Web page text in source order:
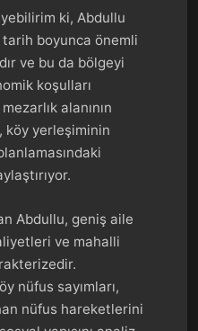
ki, Abdullu
tarih boyunca önemli
ve bu da bölgeyi
koşulları
alanının
köy yerleşiminin
Abdullu, geniş aile
ve mahalli
nüfus sayımları,
nüfus hareketlerini